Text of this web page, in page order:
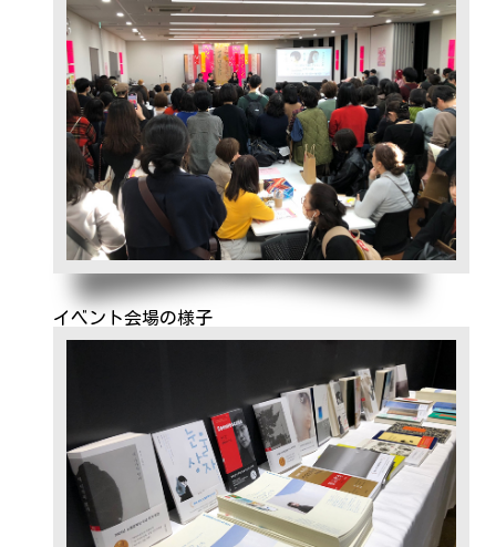
イベント会場の様子